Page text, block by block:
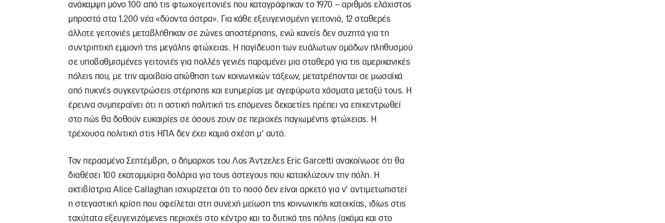
ανάκαμψη μόνο 100 από τις φτωχογειτονιές που καταγράφηκαν το 1970 – αριθμός ελάχιστος
μπροστά στα 1.200 νέα «δύοντα άστρα». Για κάθε εξευγενισμένη γειτονιά, 12 σταθερές
άλλοτε γειτονιές μεταβλήθηκαν σε ζώνες αποστέρησης, ενώ κανείς δεν συζητά για τη
συντριπτική εμμονή της μεγάλης φτώχειας. Η παγίδευση των ευάλωτων ομάδων πληθυσμού
σε υποβαθμισμένες γειτονιές για πολλές γενιές παραμένει μια σταθερά για τις αμερικανικές
πόλεις που, με την αμοιβαία απώθηση των κοινωνικών τάξεων, μετατρέπονται σε μωσαϊκά
από πυκνές συγκεντρώσεις στέρησης και ευημερίας με αγεφύρωτα χάσματα μεταξύ τους. Η
έρευνα συμπεραίνει ότι η αστική πολιτική τις επόμενες δεκαετίες πρέπει να επικεντρωθεί
στο πώς θα δοθούν ευκαιρίες σε όσους ζουν σε περιοχές παγιωμένης φτώχειας. Η
τρέχουσα πολιτική στις ΗΠΑ δεν έχει καμιά σχέση μ’ αυτό.
Τον περασμένο Σεπτέμβρη, ο δήμαρχος του Λος Άντζελες Eric Garcetti ανακοίνωσε ότι θα
διαθέσει 100 εκατομμύρια δολάρια για τους άστεγους που κατακλύζουν την πόλη. Η
ακτιβίστρια Alice Callaghan ισχυρίζεται ότι το ποσό δεν είναι αρκετό για ν’ αντιμετωπιστεί
η στεγαστική κρίση που οφείλεται στη συνεχή μείωση της κοινωνικής κατοικίας, ιδίως στις
ταχύτατα εξευγενιζόμενες περιοχές στο κέντρο και τα δυτικά της πόλης (ακόμα και στο